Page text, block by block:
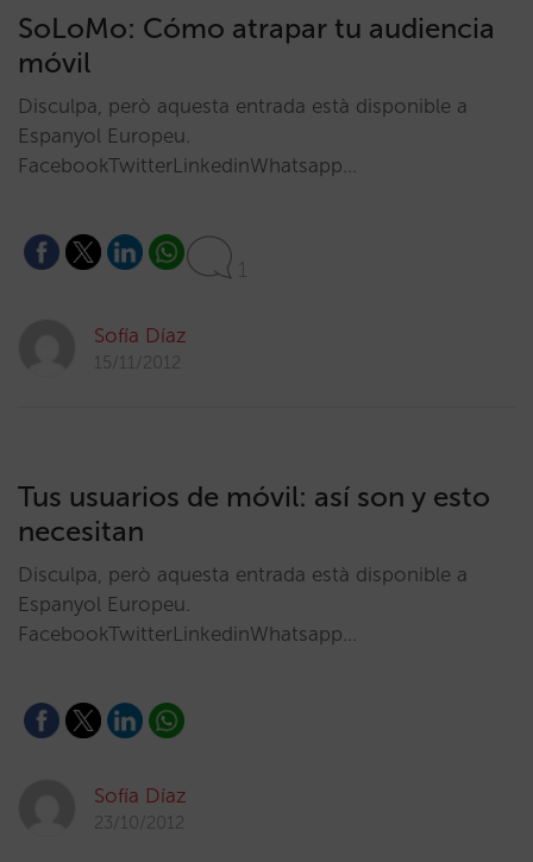
SoLoMo: Cómo atrapar tu audiencia
móvil
Disculpa, però aquesta entrada està disponible a
Espanyol Europeu.
FacebookTwitterLinkedinWhatsapp…
1
Sofía Díaz
15/11/2012
Tus usuarios de móvil: así son y esto
necesitan
Disculpa, però aquesta entrada està disponible a
Espanyol Europeu.
FacebookTwitterLinkedinWhatsapp…
Sofía Díaz
23/10/2012